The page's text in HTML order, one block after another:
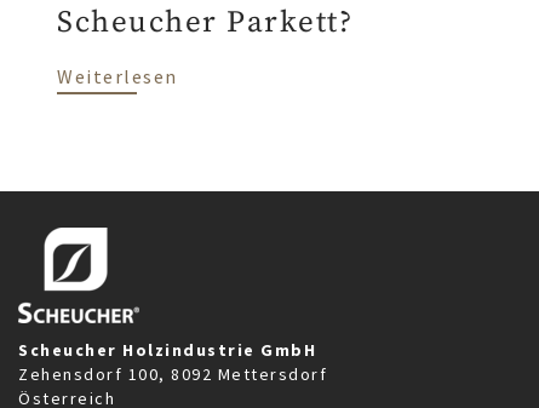
Scheucher Parkett?
Weiterlesen
Scheucher Holzindustrie GmbH
Zehensdorf 100, 8092 Mettersdorf
Österreich